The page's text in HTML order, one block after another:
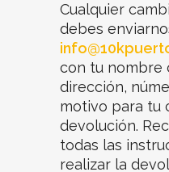
Cualquier
debes
con tu nombre
dirección,
motivo para tu
devolución.
todas las
realizar la